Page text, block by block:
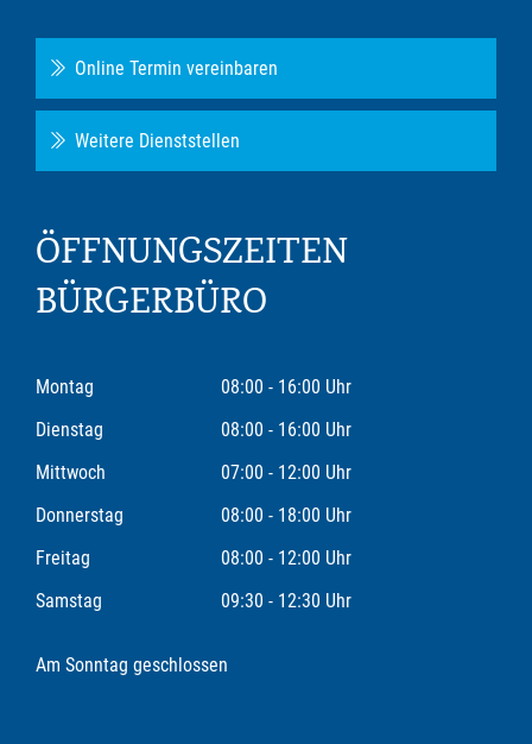
Online Termin vereinbaren
Weitere Dienststellen
ÖFFNUNGSZEITEN
BÜRGERBÜRO
Montag
08:00 - 16:00 Uhr
Dienstag
08:00 - 16:00 Uhr
Mittwoch
07:00 - 12:00 Uhr
Donnerstag
08:00 - 18:00 Uhr
Freitag
08:00 - 12:00 Uhr
Samstag
09:30 - 12:30 Uhr
Am Sonntag geschlossen